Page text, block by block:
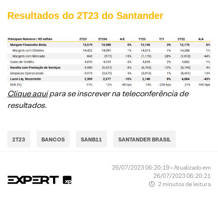
Resultados do 2T23 do Santander
Clique aquipara se inscrever na teleconferência de
resultados.
2T23 BANCOS SANB11 SANTANDER BRASIL
26/07/2023 06:20:19 • Atualizado em
26/07/2023 06:20:21
2 minutos de leitura